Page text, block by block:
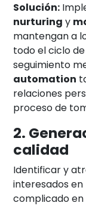
Solución:
nurturing y
mantengan a
todo el ciclo
seguimiento
automation
relaciones
proceso de
2.
calidad
Identificar y
interesados
complicado en